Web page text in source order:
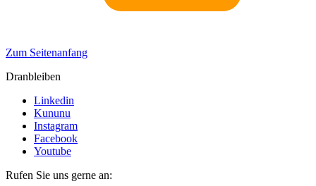
Zum Seitenanfang
Dranbleiben
Linkedin
Kununu
Instagram
Facebook
Youtube
Rufen Sie uns gerne an: